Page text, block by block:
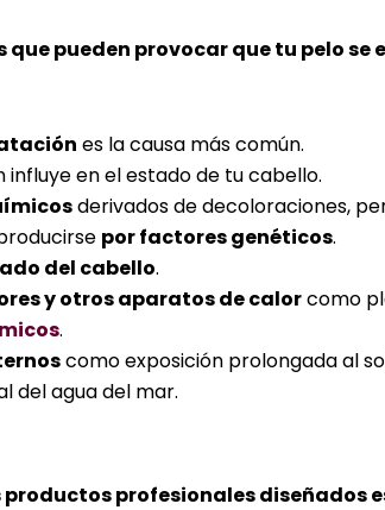
pueden provocar que tu pelo se
es la causa más común.
influye en el estado de tu cabello.
derivados de decoloraciones,
por factores genéticos.
del cabello.
y otros aparatos de calorcomo
.
como exposición prolongada al
del agua del mar.
profesionales diseñados